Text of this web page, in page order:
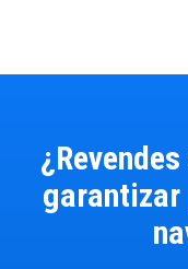
garantizar